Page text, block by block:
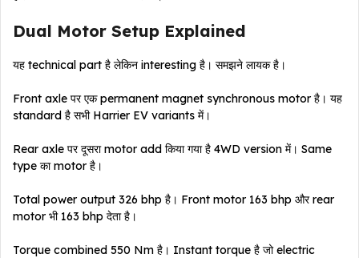
Dual Motor Setup Explained
यह technical part है लेकिन interesting है। समझने लायक है।
Front axle पर एक permanent magnet synchronous motor है। यह
standard है सभी Harrier EV variants में।
Rear axle पर दूसरा motor add किया गया है 4WD version में। Same
type का motor है।
Total power output 326 bhp है। Front motor 163 bhp और rear
motor भी 163 bhp देता है।
Torque combined 550 Nm है। Instant torque है जो electric